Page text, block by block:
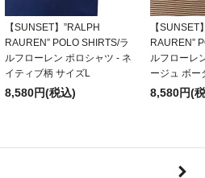
【SUNSET】”RALPH
RAUREN” POLO SHIRTS/ラ
ルフローレン ポロシャツ - ネ
イティブ柄 サイズL
8,580円(税込)
【SUNSET
RAUREN”
ルフローレ
ージュ ボー
8,580円(